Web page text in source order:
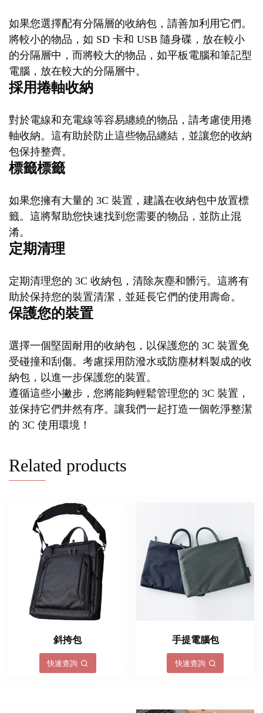
如果您選擇配有分隔層的收納包，請善加利用它們。
將較小的物品，如 SD 卡和 USB 隨身碟，放在較小
的分隔層中，而將較大的物品，如平板電腦和筆記型
電腦，放在較大的分隔層中。
採用捲軸收納
對於電線和充電線等容易纏繞的物品，請考慮使用捲
軸收納。這有助於防止這些物品纏結，並讓您的收納
包保持整齊。
標籤標籤
如果您擁有大量的 3C 裝置，建議在收納包中放置標
籤。這將幫助您快速找到您需要的物品，並防止混
淆。
定期清理
定期清理您的 3C 收納包，清除灰塵和髒污。這將有
助於保持您的裝置清潔，並延長它們的使用壽命。
保護您的裝置
選擇一個堅固耐用的收納包，以保護您的 3C 裝置免
受碰撞和刮傷。考慮採用防潑水或防塵材料製成的收
納包，以進一步保護您的裝置。
遵循這些小撇步，您將能夠輕鬆管理您的 3C 裝置，
並保持它們井然有序。讓我們一起打造一個乾淨整潔
的 3C 使用環境！
Related products
斜挎包
快速查詢
手提電腦包
快速查詢